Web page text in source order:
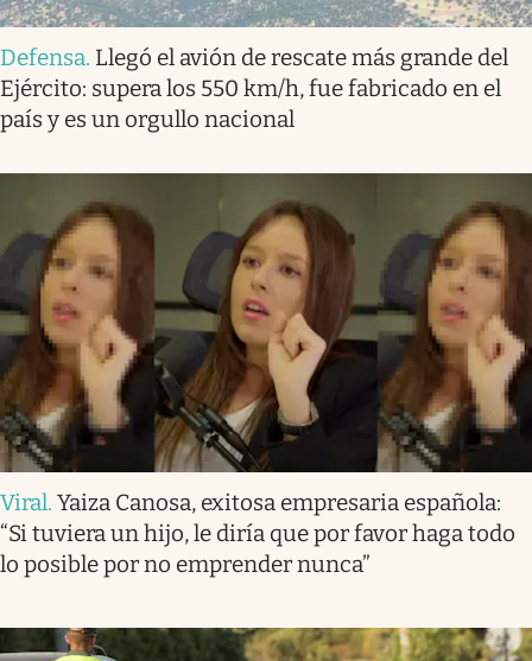
Defensa. Llegó el avión de rescate más grande del
Ejército: supera los 550 km/h, fue fabricado en el
país y es un orgullo nacional
Viral. Yaiza Canosa, exitosa empresaria española:
“Si tuviera un hijo, le diría que por favor haga todo
lo posible por no emprender nunca”